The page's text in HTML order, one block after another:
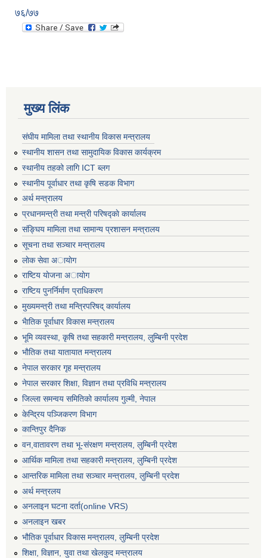
७६/७७
मुख्य लिंक
संघीय मामिला तथा स्थानीय विकास मन्त्रालय
स्थानीय शासन तथा सामुदायिक विकास कार्यक्रम
स्थानीय तहको लागि ICT ब्लग
स्थानीय पूर्वाधार तथा कृषि सडक विभाग
अर्थ मन्त्रालय
प्रधानमन्त्री तथा मन्त्री परिषद्काे कार्यालय
संङ्घिय मामिला तथा सामान्य प्रशासन मन्त्रालय
सूचना तथा सञ्चार मन्त्रालय
लाेक सेवा अायाेग
राष्टिय याेजना अायाेग
राष्टिय पुनर्निर्माण प्राधिकरण
मुख्यमन्त्री तथा मन्त्रिपरिषद् कार्यालय
भैातिक पूर्वाधार विकास मन्त्रालय
भूमि व्यवस्था, कृषि तथा सहकारी मन्त्रालय, लु्म्बिनी प्रदेश
भाैतिक तथा यातायात मन्त्रालय
नेपाल सरकार गृह मन्त्रालय
नेपाल सरकार शिक्षा, विज्ञान तथा प्रविधि मन्त्रालय
जिल्ला समन्वय समितिको कार्यालय गुल्मी, नेपाल
केन्द्रिय पञ्जिकरण विभाग
कान्तिपुर दैनिक
वन,वातावरण तथा भू-संरक्षण मन्त्रालय, लुम्बिनी प्रदेश
आर्थिक मामिला तथा सहकारी मन्त्रालय, लुम्बिनी प्रदेश
आन्तरिक मामिला तथा सञ्चार मन्त्रालय, लुम्बिनी प्रदेश
अर्थ मन्त्रलय
अनलाइन घटना दर्ता(online VRS)
अनलाइन खबर
भौतिक पूर्वाधार विकास मन्त्रालय, लुम्बिनी प्रदेश
शिक्षा, विज्ञान, युवा तथा खेलकुद मन्‍‍त्रालय